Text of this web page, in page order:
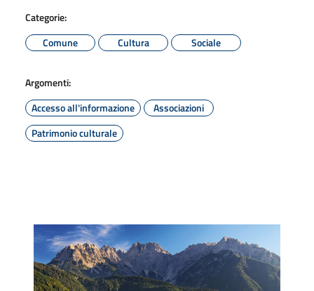
Categorie:
Comune
Cultura Sociale
Argomenti:
Accesso all'informazione
Associazioni
Patrimonio culturale